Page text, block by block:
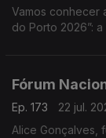
Vamos conhecer
do Porto 2026”:
Fórum
Ep. 173
22 jul.
Alice Gonçalves,